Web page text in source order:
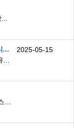
바차타.살사 /라인댄스 강사님 구합니다
힐스테이트푸르지오 수원 커뮤니티센테
2025-05-15